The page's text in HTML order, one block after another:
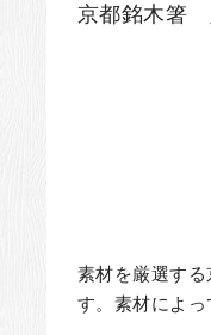
京都銘木箸
素材を厳選す
す。素材によっ